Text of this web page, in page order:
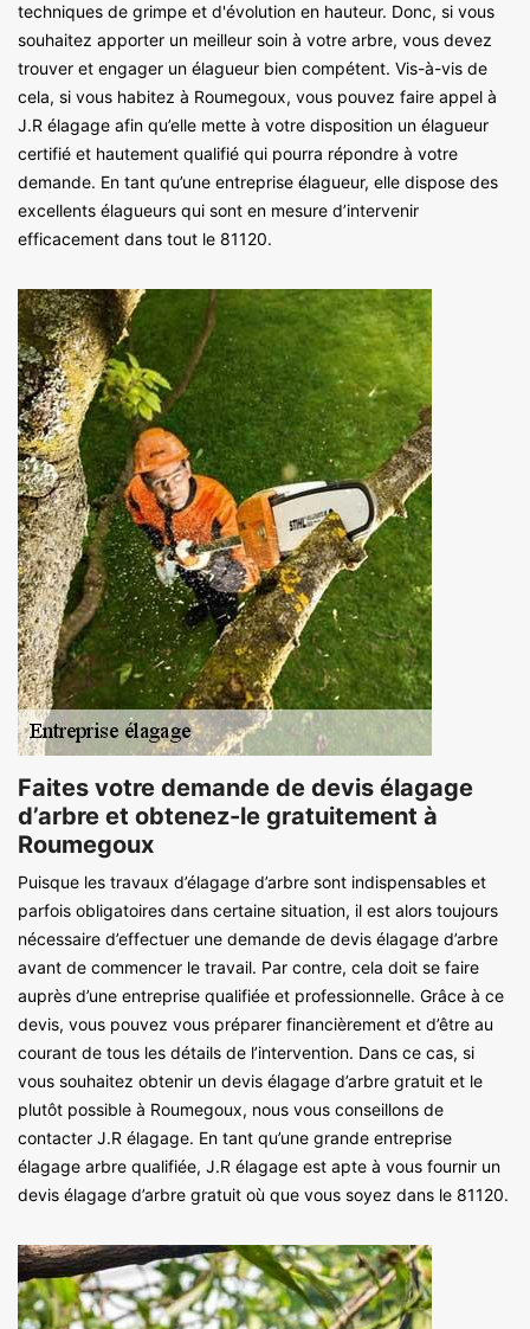
techniques de grimpe et d'évolution en hauteur. Donc, si vous
souhaitez apporter un meilleur soin à votre arbre, vous devez
trouver et engager un élagueur bien compétent. Vis-à-vis de
cela, si vous habitez à Roumegoux, vous pouvez faire appel à
J.R élagage afin qu’elle mette à votre disposition un élagueur
certifié et hautement qualifié qui pourra répondre à votre
demande. En tant qu’une entreprise élagueur, elle dispose des
excellents élagueurs qui sont en mesure d’intervenir
efficacement dans tout le 81120.
Faites votre demande de devis élagage
d’arbre et obtenez-le gratuitement à
Roumegoux
Puisque les travaux d’élagage d’arbre sont indispensables et
parfois obligatoires dans certaine situation, il est alors toujours
nécessaire d’effectuer une demande de devis élagage d’arbre
avant de commencer le travail. Par contre, cela doit se faire
auprès d’une entreprise qualifiée et professionnelle. Grâce à ce
devis, vous pouvez vous préparer financièrement et d’être au
courant de tous les détails de l’intervention. Dans ce cas, si
vous souhaitez obtenir un devis élagage d’arbre gratuit et le
plutôt possible à Roumegoux, nous vous conseillons de
contacter J.R élagage. En tant qu’une grande entreprise
élagage arbre qualifiée, J.R élagage est apte à vous fournir un
devis élagage d’arbre gratuit où que vous soyez dans le 81120.